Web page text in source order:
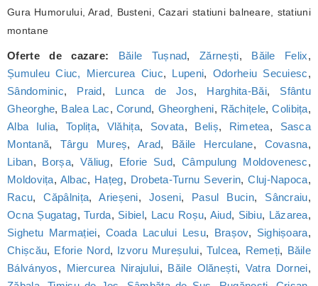
Gura Humorului, Arad, Busteni, Cazari statiuni balneare, statiuni
montane
Oferte de cazare: Băile Tușnad,Zărnești, Băile Felix,
Șumuleu Ciuc, Miercurea Ciuc, Lupeni, Odorheiu Secuiesc,
Sândominic, Praid, Lunca de Jos, Harghita-Băi, Sfântu
Gheorghe, Balea Lac, Corund, Gheorgheni, Răchițele,Colibița,
Alba Iulia, Toplița, Vlăhița, Sovata, Beliș, Rimetea, Sasca
Montană, Târgu Mureș,Arad, Băile Herculane, Covasna,
Liban, Borșa, Văliug, Eforie Sud,Câmpulung Moldovenesc,
Moldovița, Albac, Hațeg, Drobeta-Turnu Severin,Cluj-Napoca,
Racu,Căpâlnița,Arieșeni,Joseni, Pasul Bucin, Sâncraiu,
Ocna Șugatag,Turda, Sibiel, Lacu Roșu, Aiud, Sibiu, Lăzarea,
Sighetu Marmației, Coada Lacului Lesu, Brașov, Sighișoara,
Chișcău, Eforie Nord, Izvoru Mureșului, Tulcea, Remeți, Băile
Bálványos, Miercurea Nirajului, Băile Olănești, Vatra Dornei,